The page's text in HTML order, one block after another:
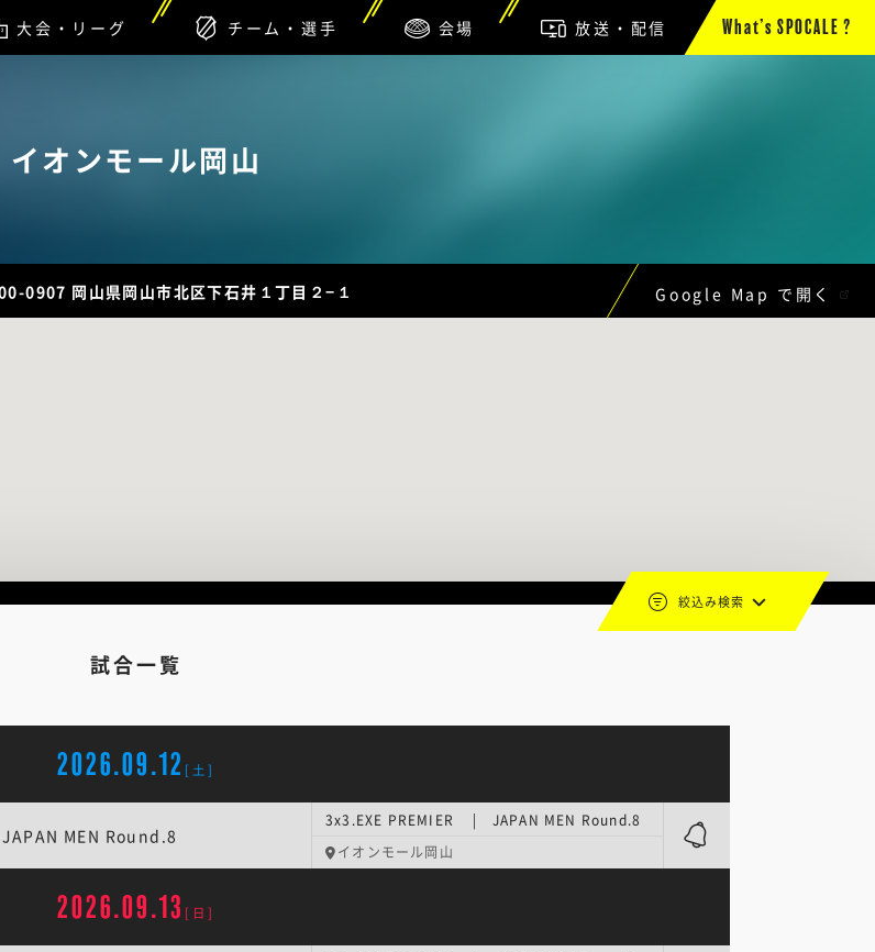
大会・リーグ チーム・選手 会場 放送・配信 What’s SPOCALE ?
イオンモール岡山
0907 岡山県岡山市北区下石井１丁目２−１ Google Map で開く
試合一覧
絞込み検索
2026.09.12 [土]
JAPAN MEN Round.8
3x3.EXE PREMIER | JAPAN MEN Round.8
イオンモール岡山
2026.09.13 [日]